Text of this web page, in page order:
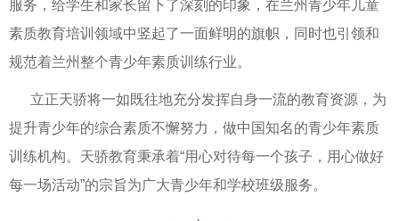
服务，给学生和家长留下了深刻的印象，在兰州青少年儿童
素质教育培训领域中竖起了一面鲜明的旗帜，同时也引领和
规范着兰州整个青少年素质训练行业。
立正天骄将一如既往地充分发挥自身一流的教育资源，为
提升青少年的综合素质不懈努力，做中国知名的青少年素质
训练机构。天骄教育秉承着“用心对待每一个孩子，用心做好
每一场活动”的宗旨为广大青少年和学校班级服务。